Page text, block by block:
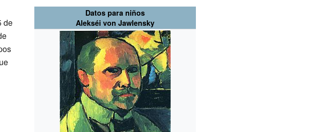
Datos para niños
Alekséi von Jawlensky
de